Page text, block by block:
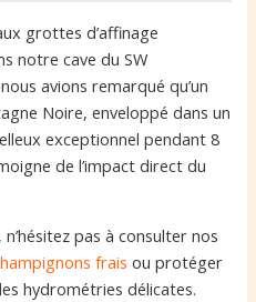
grottes d’affinage
notre cave du SW
avions remarqué qu’un
Noire, enveloppé dans un
exceptionnel pendant 8
de l’impact direct du
pas à consulter nos
frais ou protéger
hydrométries délicates.